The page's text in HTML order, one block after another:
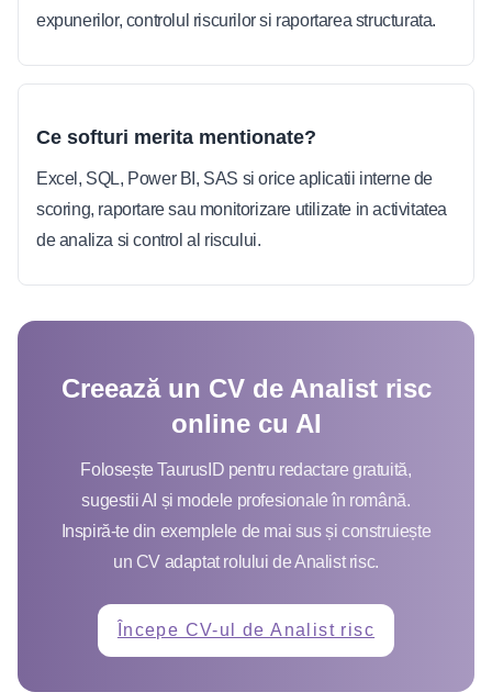
expunerilor, controlul riscurilor si raportarea structurata.
Ce softuri merita mentionate?
Excel, SQL, Power BI, SAS si orice aplicatii interne de
scoring, raportare sau monitorizare utilizate in activitatea
de analiza si control al riscului.
Creează un CV de Analist risc
online cu AI
Folosește TaurusID pentru redactare gratuită,
sugestii AI și modele profesionale în română.
Inspiră-te din exemplele de mai sus și construiește
un CV adaptat rolului de Analist risc.
Începe CV-ul de Analist risc